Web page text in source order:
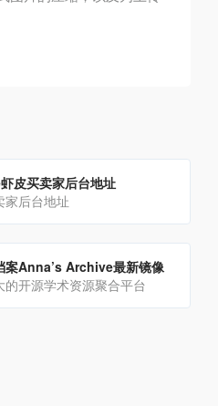
皮买卖家后台地址
家后台地址
案Anna’s Archive最新镜像
的开源学术资源聚合平台